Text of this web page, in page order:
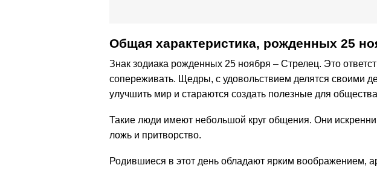
Общая характеристика, рожденных 25
Знак зодиака рожденных 25 ноября – Стрелец. Это
сопереживать. Щедры, с удовольствием делятся своими
улучшить мир и стараются создать полезные для
Такие люди имеют небольшой круг общения. Они
ложь и притворство.
Родившиеся в этот день обладают ярким воображением,